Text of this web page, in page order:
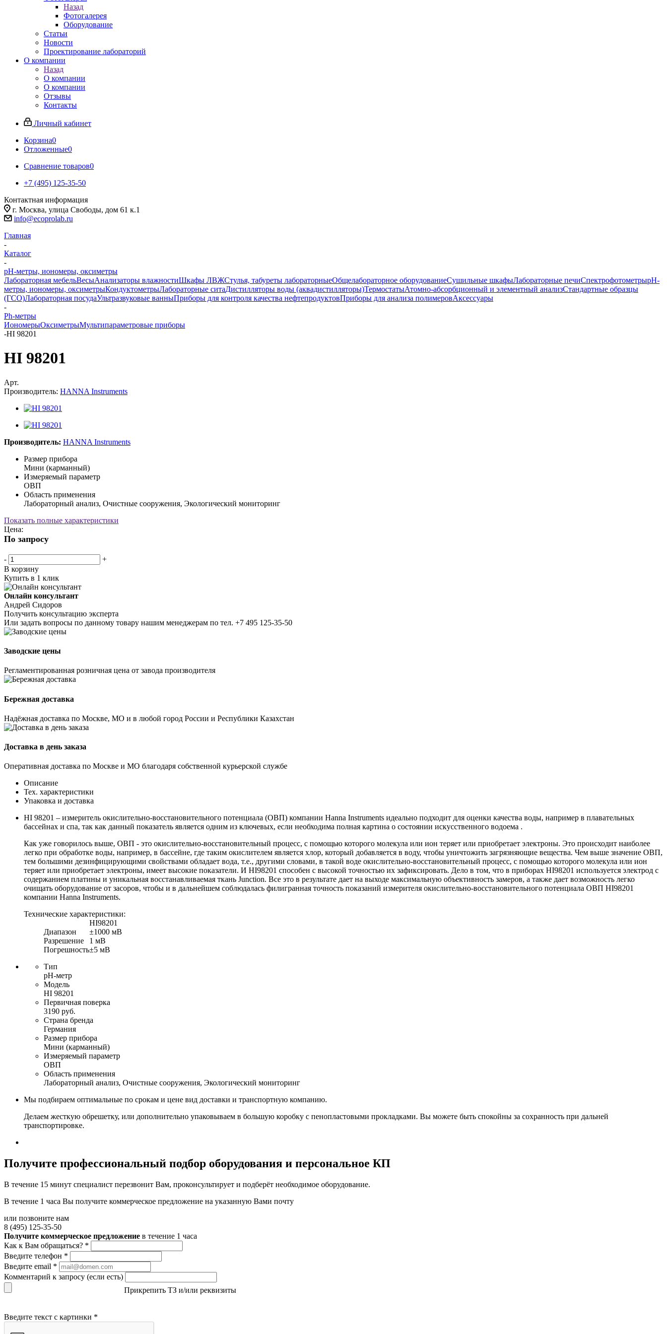
Назад
Фотогалерея
Оборудование
Статьи
Новости
Проектирование лабораторий
О компании
Назад
О компании
О компании
Отзывы
Контакты
Личный кабинет
Корзина0
Отложенные0
Сравнение товаров0
+7 (495) 125-35-50
Контактная информация
г. Москва, улица Свободы, дом 61 к.1
info@ecoprolab.ru
Главная
-
Каталог
-
pH-метры, иономеры, оксиметры
Лабораторная мебельВесыАнализаторы влажностиШкафы ЛВЖСтулья, табуреты лабораторныеОбщелабораторное оборудованиеСушильные шкафыЛабораторные печиСпектрофотометрыpH-
метры, иономеры, оксиметрыКондуктометрыЛабораторные ситаДистилляторы воды (аквадистилляторы)ТермостатыАтомно-абсорбционный и элементный анализСтандартные образцы
(ГСО)Лабораторная посудаУльтразвуковые ванныПриборы для контроля качества нефтепродуктовПриборы для анализа полимеровАксессуары
-
Ph-метры
ИономерыОксиметрыМультипараметровые приборы
-HI 98201
HI 98201
Арт.
Производитель: HANNA Instruments
Производитель: HANNA Instruments
Размер прибора
Мини (карманный)
Измеряемый параметр
ОВП
Область применения
Лабораторный анализ, Очистные сооружения, Экологический мониторинг
Показать полные характеристики
Цена:
По запросу
-
+
В корзину
Купить в 1 клик
Онлайн консультант
Андрей Сидоров
Получить консультацию эксперта
Или задать вопросы по данному товару нашим менеджерам по тел. +7 495 125-35-50
Заводские цены
Регламентированная розничная цена от завода производителя
Бережная доставка
Надёжная доставка по Москве, МО и в любой город России и Республики Казахстан
Доставка в день заказа
Оперативная доставка по Москве и МО благодаря собственной курьерской службе
Описание
Тех. характеристики
Упаковка и доставка
HI 98201 – измеритель окислительно-восстановительного потенциала (ОВП) компании Hanna Instruments идеально подходит для оценки качества воды, например в плавательных
бассейнах и спа, так как данный показатель является одним из ключевых, если необходима полная картина о состоянии искусственного водоема .
Как уже говорилось выше, ОВП - это окислительно-восстановительный процесс, с помощью которого молекула или ион теряет или приобретает электроны. Это происходит наиболее
легко при обработке воды, например, в бассейне, где таким окислителем является хлор, который добавляется в воду, чтобы уничтожить загрязняющие вещества. Чем выше значение ОВП,
тем большими дезинфицирующими свойствами обладает вода, т.е., другими словами, в такой воде окислительно-восстановительный процесс, с помощью которого молекула или ион
теряет или приобретает электроны, имеет высокие показатели. И HI98201 способен с высокой точностью их зафиксировать. Дело в том, что в приборах HI98201 используется электрод с
содержанием платины и уникальная восстанавливаемая ткань Junction. Все это в результате дает на выходе максимальную объективность замеров, а также дает возможность легко
очищать оборудование от засоров, чтобы и в дальнейшем соблюдалась филигранная точность показаний измерителя окислительно-восстановительного потенциала ОВП HI98201
компании Hanna Instruments.
Технические характеристики:
HI98201
Диапазон
±1000 мВ
Разрешение
1 мВ
Погрешность±5 мВ
Тип
pH-метр
Модель
HI 98201
Первичная поверка
3190 руб.
Страна бренда
Германия
Размер прибора
Мини (карманный)
Измеряемый параметр
ОВП
Область применения
Лабораторный анализ, Очистные сооружения, Экологический мониторинг
Мы подбираем оптимальные по срокам и цене вид доставки и транспортную компанию.
Делаем жесткую обрешетку, или дополнительно упаковываем в большую коробку с пенопластовыми прокладками. Вы можете быть спокойны за сохранность при дальней
транспортировке.
Получите профессиональный подбор оборудования и персональное КП
В течение 15 минут специалист перезвонит Вам, проконсультирует и подберёт необходимое оборудование.
В течение 1 часа Вы получите коммерческое предложение на указанную Вами почту
или позвоните нам
8 (495) 125-35-50
Получите коммерческое предложение в течение 1 часа
Как к Вам обращаться? *
Введите телефон *
Введите email *
Комментарий к запросу (если есть)
Прикрепить ТЗ и/или реквизиты
Введите текст с картинки *